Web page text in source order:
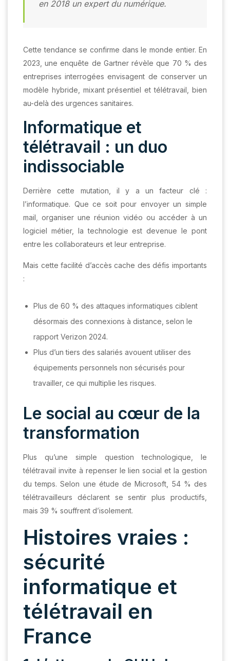
en 2018 un expert du numérique.
Cette tendance se confirme dans le monde entier. En
2023, une enquête de Gartner révèle que 70 % des
entreprises interrogées envisagent de conserver un
modèle hybride, mixant présentiel et télétravail, bien
au-delà des urgences sanitaires.
Informatique et
télétravail : un duo
indissociable
Derrière cette mutation, il y a un facteur clé :
l’informatique. Que ce soit pour envoyer un simple
mail, organiser une réunion vidéo ou accéder à un
logiciel métier, la technologie est devenue le pont
entre les collaborateurs et leur entreprise.
Mais cette facilité d’accès cache des défis importants
:
Plus de 60 % des attaques informatiques ciblent
désormais des connexions à distance, selon le
rapport Verizon 2024.
Plus d’un tiers des salariés avouent utiliser des
équipements personnels non sécurisés pour
travailler, ce qui multiplie les risques.
Le social au cœur de la
transformation
Plus qu’une simple question technologique, le
télétravail invite à repenser le lien social et la gestion
du temps. Selon une étude de Microsoft, 54 % des
télétravailleurs déclarent se sentir plus productifs,
mais 39 % souffrent d’isolement.
Histoires vraies :
sécurité
informatique et
télétravail en
France